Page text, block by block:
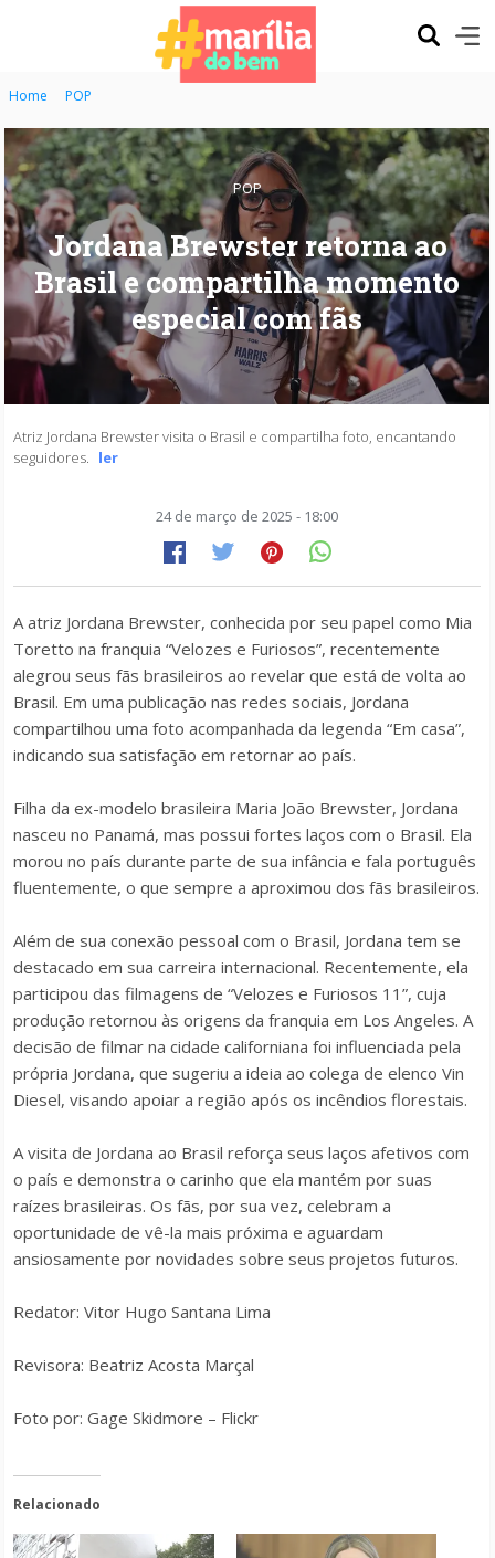
Home POP
POP
Jordana Brewster retorna ao
Brasil e compartilha momento
especial com fãs
Atriz Jordana Brewster visita o Brasil e compartilha foto, encantando
seguidores. ler
24 de março de 2025 - 18:00
A atriz Jordana Brewster, conhecida por seu papel como Mia
Toretto na franquia “Velozes e Furiosos”, recentemente
alegrou seus fãs brasileiros ao revelar que está de volta ao
Brasil. Em uma publicação nas redes sociais, Jordana
compartilhou uma foto acompanhada da legenda “Em casa”,
indicando sua satisfação em retornar ao país.
Filha da ex-modelo brasileira Maria João Brewster, Jordana
nasceu no Panamá, mas possui fortes laços com o Brasil. Ela
morou no país durante parte de sua infância e fala português
fluentemente, o que sempre a aproximou dos fãs brasileiros.
Além de sua conexão pessoal com o Brasil, Jordana tem se
destacado em sua carreira internacional. Recentemente, ela
participou das filmagens de “Velozes e Furiosos 11”, cuja
produção retornou às origens da franquia em Los Angeles. A
decisão de filmar na cidade californiana foi influenciada pela
própria Jordana, que sugeriu a ideia ao colega de elenco Vin
Diesel, visando apoiar a região após os incêndios florestais.
A visita de Jordana ao Brasil reforça seus laços afetivos com
o país e demonstra o carinho que ela mantém por suas
raízes brasileiras. Os fãs, por sua vez, celebram a
oportunidade de vê-la mais próxima e aguardam
ansiosamente por novidades sobre seus projetos futuros.
Redator: Vitor Hugo Santana Lima
Revisora: Beatriz Acosta Marçal
Foto por: Gage Skidmore – Flickr
Relacionado